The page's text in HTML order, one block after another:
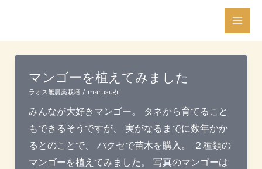
を
マンゴーを植えてみました
ラオス無農薬栽培/ marusugi
みんなが大好きマンゴー。 タネから育てること
もできるそうですが、 実がなるまでに数年かか
るとのことで、 パクセで苗木を購入。 ２種類の
マンゴーを植えてみました。 写真のマンゴーは
の